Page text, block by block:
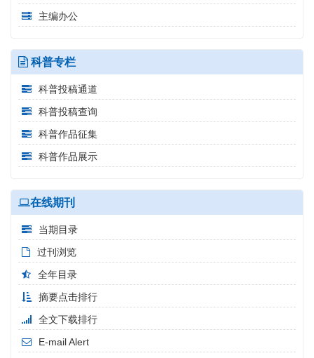
主编办公
科普专栏
科普投稿通道
科普投稿查询
科普作品征集
科普作品展示
在线期刊
当期目录
过刊浏览
全年目录
摘要点击排行
全文下载排行
E-mail Alert